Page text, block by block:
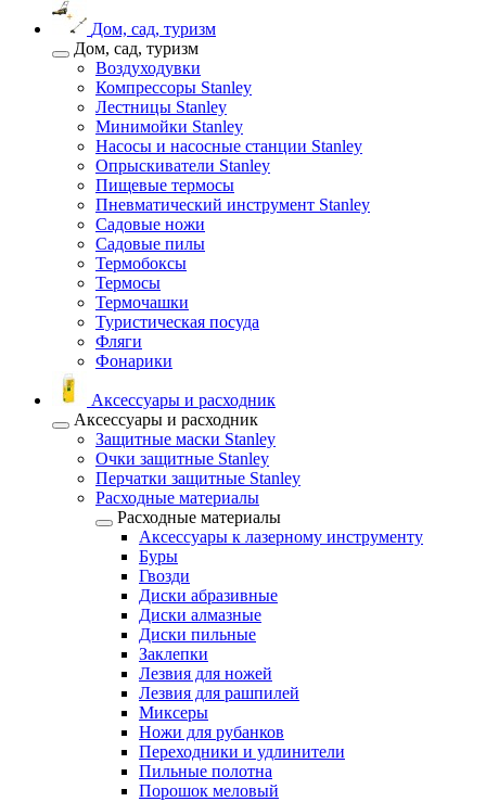
Дом, сад, туризм
Дом, сад, туризм
Воздуходувки
Компрессоры Stanley
Лестницы Stanley
Минимойки Stanley
Насосы и насосные станции Stanley
Опрыскиватели Stanley
Пищевые термосы
Пневматический инструмент Stanley
Садовые ножи
Садовые пилы
Термобоксы
Термосы
Термочашки
Туристическая посуда
Фляги
Фонарики
Аксессуары и расходник
Аксессуары и расходник
Защитные маски Stanley
Очки защитные Stanley
Перчатки защитные Stanley
Расходные материалы
Расходные материалы
Аксессуары к лазерному инструменту
Буры
Гвозди
Диски абразивные
Диски алмазные
Диски пильные
Заклепки
Лезвия для ножей
Лезвия для рашпилей
Миксеры
Ножи для рубанков
Переходники и удлинители
Пильные полотна
Порошок меловый